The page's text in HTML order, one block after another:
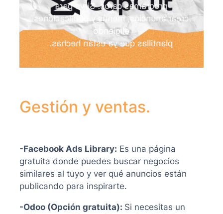
programas caros. Sirve para
crear anuncios, menús y publicaciones
eligiendo
plantillas que ya están hechas.
Gestión y ventas.
-Facebook Ads Library: Es una página
gratuita donde puedes buscar negocios
similares al tuyo y ver qué anuncios están
publicando para inspirarte.
-Odoo (Opción gratuita): Si necesitas un